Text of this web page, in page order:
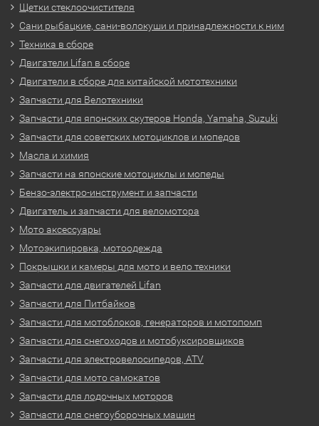
Щетки стеклоочистителя
Сани рыбацкие, сани-волокуши и принадлежности к ним
Техника в сборе
Двигатели Lifan в сборе
Двигатели в сборе для китайской мототехники
Запчасти для Велотехники
Запчасти для японских скутеров Honda, Yamaha, Suzuki
Запчасти для советских мотоциклов и мопедов
Масла и химия
Запчасти на японские мотоциклы и мопеды
Бензо-электро-инструмент и запчасти
Двигатель и запчасти для веломотора
Мото аксессуары
Мотоэкипировка, мотоодежда
Покрышки и камеры для мото и вело техники
Запчасти для двигателей Lifan
Запчасти для Питбайков
Запчасти для мотоблоков, генераторов и мотопомп
Запчасти для снегоходов и мотобуксировщиков
Запчасти для электровелосипедов, ATV
Запчасти для мото самокатов
Запчасти для лодочных моторов
Запчасти для снегоуборочных машин